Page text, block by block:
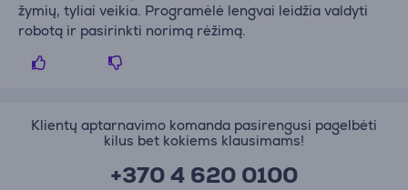
žymių, tyliai veikia. Programėlė lengvai leidžia valdyti
robotą ir pasirinkti norimą rėžimą.
Klientų aptarnavimo komanda pasirengusi pagelbėti
kilus bet kokiems klausimams!
+370 4 620 0100